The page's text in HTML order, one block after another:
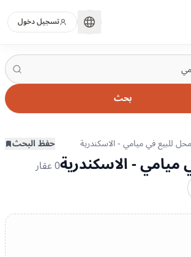
تسجيل دخول
بحث
المسارات
محل للبيع في ميامي - الاسكندرية حفظ البحث
- الاسكندرية0عقار